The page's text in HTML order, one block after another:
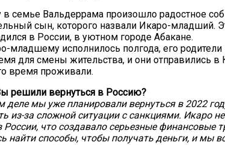
в семье Вальдеррама произошло радостное
сын, которого назвали Икаро-младший.
в России, в уютном городе Абакане.
младшему исполнилось полгода, его
для смены жительства, и они отправились в
время проживали.
решили вернуться в Россию?
мы уже планировали вернуться в 2022
из-за сложной ситуации с санкциями. Икаро
России, что создавало серьезные финансовые
найти способы, чтобы получать деньги, и мы